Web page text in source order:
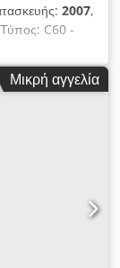
2007,
C60 -
Έλεγχος:
Halberstadt
620 mm
mm Μέγ.
80/125 mm
T-υποδοχών:
Θέσεις
ρύθμιση):
ακτινικών
Μικρή αγγελία